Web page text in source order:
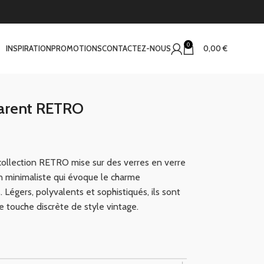
INSPIRATIONPROMOTIONSCONTACTEZ-NOUS 0 0,00€
RETRO
RETRO mise sur des verres en verre
qui évoque le charme
Légers, polyvalents et sophistiqués, ils sont
touche discrète de style vintage.